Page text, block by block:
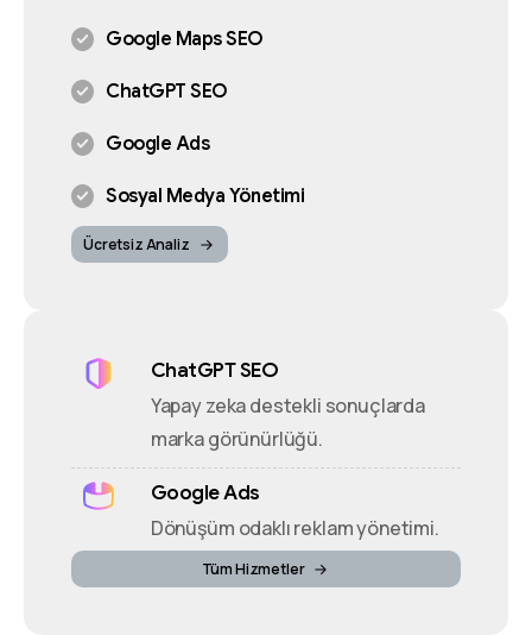
Google Maps SEO
ChatGPT SEO
Google Ads
Sosyal Medya Yönetimi
Ücretsiz Analiz
ChatGPT SEO
Yapay zeka destekli sonuçlarda
marka görünürlüğü.
Google Ads
Dönüşüm odaklı reklam yönetimi.
Tüm Hizmetler